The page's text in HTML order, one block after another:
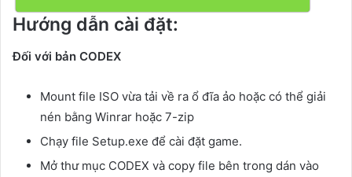
Hướng dẫn cài đặt:
Đối với bản CODEX
Mount file ISO vừa tải về ra ổ đĩa ảo hoặc có thể giải
nén bằng Winrar hoặc 7-zip
Chạy file Setup.exe để cài đặt game.
Mở thư mục CODEX và copy file bên trong dán vào